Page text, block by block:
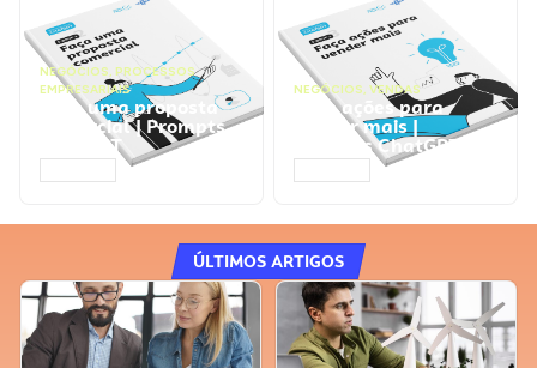
NEGÓCIOS, PROCESSOS
EMPRESARIAIS
Faça uma proposta
comercial | Prompts
ChatGPT
NEGÓCIOS, VENDAS
Faça ações para
vender mais |
Prompts ChatGPT
ÚLTIMOS ARTIGOS